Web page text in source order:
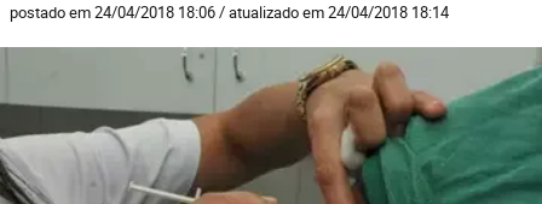
postado em 24/04/2018 18:06 / atualizado em 24/04/2018 18:14